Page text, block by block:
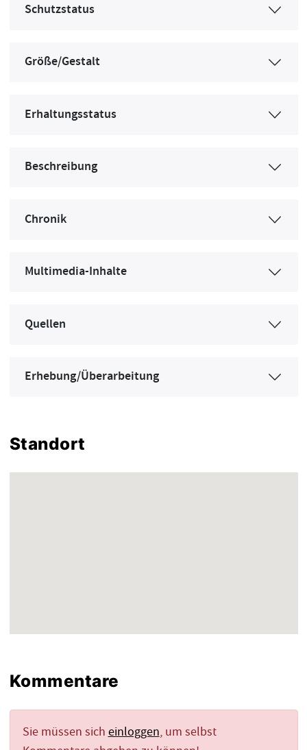
Schutzstatus
Größe/Gestalt
Erhaltungsstatus
Beschreibung
Chronik
Multimedia-Inhalte
Quellen
Erhebung/Überarbeitung
Standort
Kommentare
Sie müssen sich einloggen, um selbst